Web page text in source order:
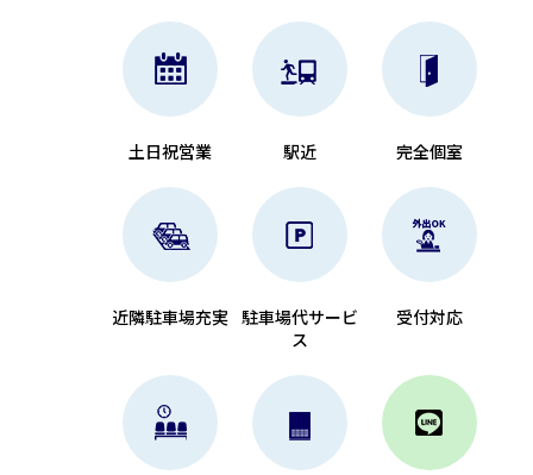
土日祝営業 駅近 完全個室
近隣駐車場充実 駐車場代サービ
ス
受付対応